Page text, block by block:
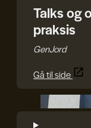
Talks og
praksis
GenJord
Gå til side
DDC